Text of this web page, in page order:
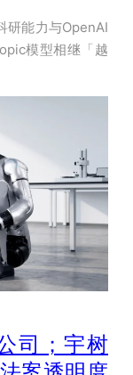
研能力与OpenAI
模型相继「越
司；宇树